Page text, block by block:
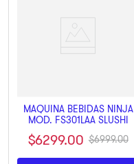
MAQUINA BEBIDAS NINJA
MOD. FS301LAA SLUSHI
$6299.00 $6999.00